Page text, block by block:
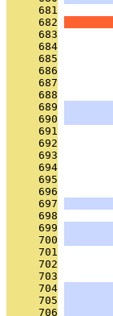
     681
     682
     683
     684
     685
     686
     687
     688
     689
     690
     691
     692
     693
     694
     695
     696
     697
     698
     699
     700
     701
     702
     703
     704
     705
     706